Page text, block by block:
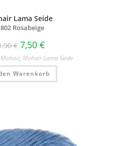
Lama Seide
Rosabeige
€ 7,50 €
Mohair, Mohair Lama Seide
Warenkorb